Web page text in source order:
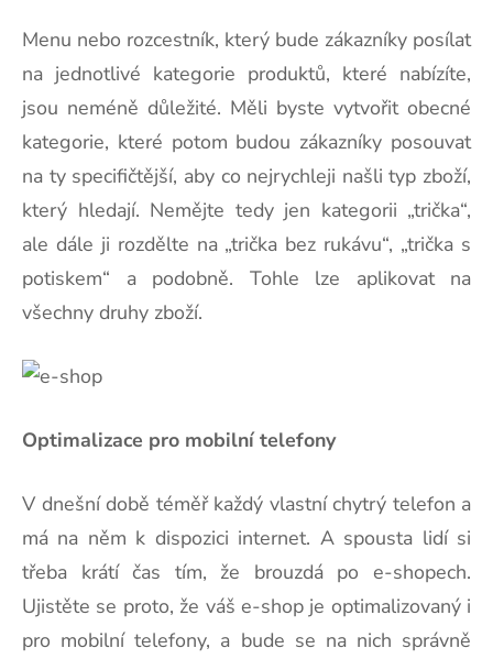
Menu nebo rozcestník, který bude zákazníky posílat
na jednotlivé kategorie produktů, které nabízíte,
jsou neméně důležité. Měli byste vytvořit obecné
kategorie, které potom budou zákazníky posouvat
na ty specifičtější, aby co nejrychleji našli typ zboží,
který hledají. Nemějte tedy jen kategorii „trička“,
ale dále ji rozdělte na „trička bez rukávu“, „trička s
potiskem“ a podobně. Tohle lze aplikovat na
všechny druhy zboží.
Optimalizace pro mobilní telefony
V dnešní době téměř každý vlastní chytrý telefon a
má na něm k dispozici internet. A spousta lidí si
třeba krátí čas tím, že brouzdá po e-shopech.
Ujistěte se proto, že váš e-shop je optimalizovaný i
pro mobilní telefony, a bude se na nich správně